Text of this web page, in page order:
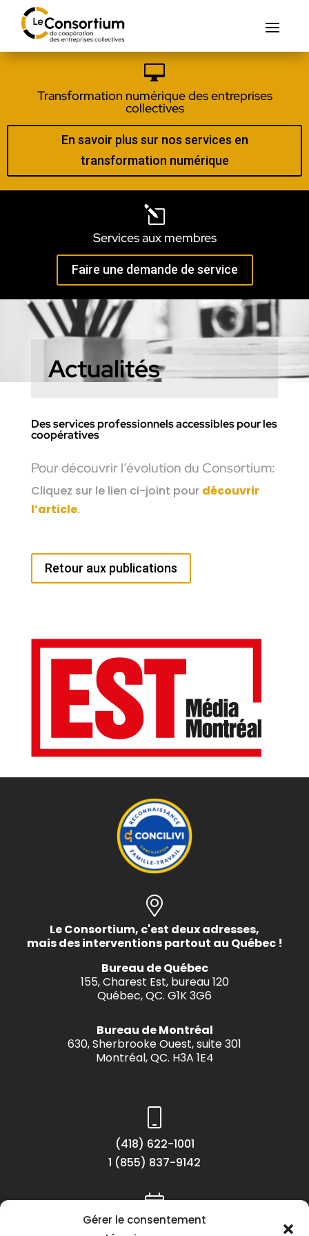
Gérer le consentement

Transformation numérique des entreprises
collectives
En savoir plus sur nos services en
transformation numérique
l
Services aux membres
Faire une demande de service
Actualités
Des services professionnels accessibles pour les
coopératives
Pour découvrir l’évolution du Consortium:
Cliquez sur le lien ci-joint pour découvrir
l’article.
Retour aux publications
Le Consortium, c'est deux adresses,
mais des interventions partout au Québec !
Bureau de Québec
155, Charest Est, bureau 120
Québec, QC. G1K 3G6
Bureau de Montréal
630, Sherbrooke Ouest, suite 301
Montréal, QC. H3A 1E4
(418) 622-1001
1 (855) 837-9142
Lundi au vendredi